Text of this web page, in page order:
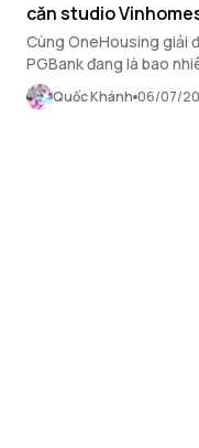
căn studio
Cùng OneHousing giải
PGBank đang là bao
vay mua căn studio
Quốc Khánh 06/07/